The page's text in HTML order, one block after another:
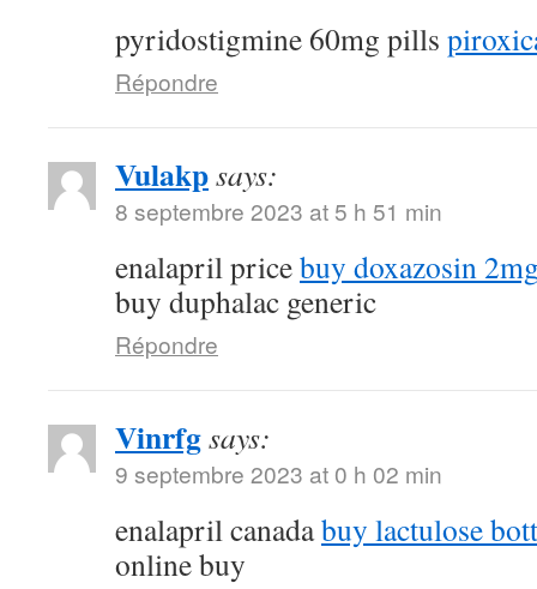
pyridostigmine 60mg pills
Répondre
Vulakpsays:
8 septembre 2023 at 5 h 51 min
enalapril pricebuy doxazosin
buy duphalac generic
Répondre
Vinrfgsays:
9 septembre 2023 at 0 h 02 min
enalapril canadabuy lactulose
online buy